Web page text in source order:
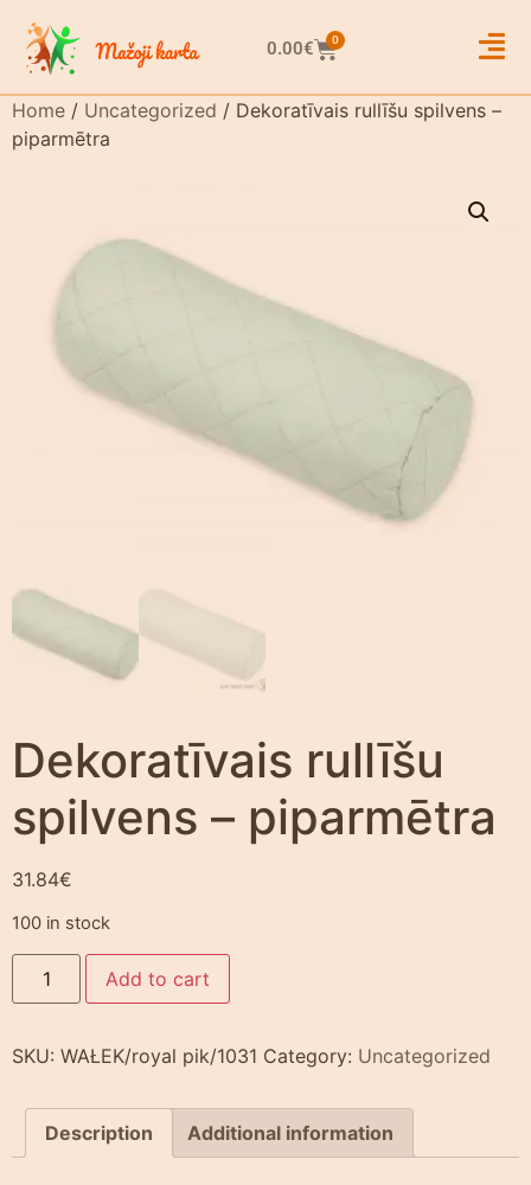
0.00€ 0
Home / Uncategorized / Dekoratīvais rullīšu spilvens –
piparmētra
Dekoratīvais rullīšu
spilvens – piparmētra
31.84€
100 in stock
Add to cart
SKU: WAŁEK/royal pik/1031 Category: Uncategorized
Description Additional information